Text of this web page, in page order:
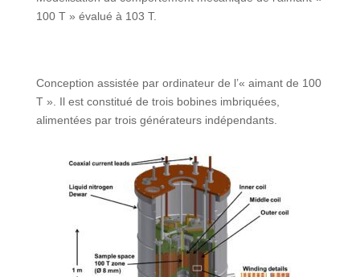
100 T » évalué à 103 T.
Conception assistée par ordinateur de l’« aimant de 100
T ». Il est constitué de trois bobines imbriquées,
alimentées par trois générateurs indépendants.